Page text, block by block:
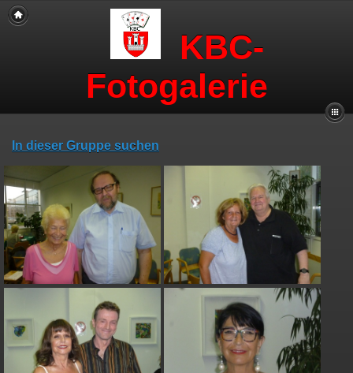
KBC-
Fotogalerie
In dieser Gruppe suchen